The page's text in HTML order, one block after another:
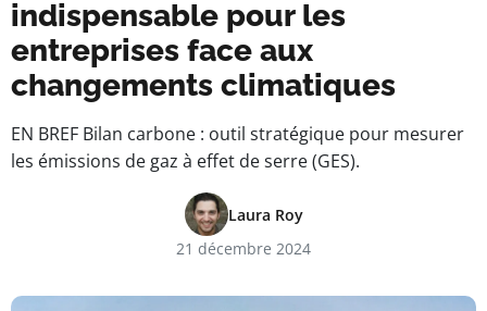
indispensable pour les
entreprises face aux
changements climatiques
EN BREF Bilan carbone : outil stratégique pour mesurer
les émissions de gaz à effet de serre (GES).
Laura Roy
21 décembre 2024